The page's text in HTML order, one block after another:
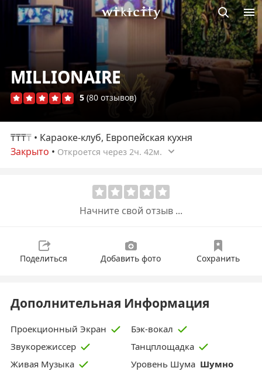
Викисити
MILLIONAIRE
5 (80 отзывов)
₸₸₸₸ • Караоке-клуб, Европейская кухня
Закрыто • Откроется через 2ч. 42м.
Начните свой отзыв ...
Поделиться Добавить фото Сохранить
Дополнительная Информация
Проекционный Экран
Бэк-вокал
Звукорежиссер
Танцплощадка
Живая Музыка
Уровень Шума Шумно